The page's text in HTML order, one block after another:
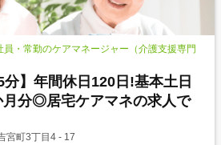
・常勤のケアマネージャー（介護支援専門
分】年間休日120日!基本土日
月分◎居宅ケアマネの求人で
宮町3丁目4 - 17